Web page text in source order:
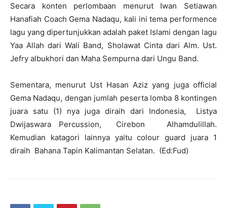
Secara konten perlombaan menurut Iwan Setiawan
Hanafiah Coach Gema Nadaqu, kali ini tema performence
lagu yang dipertunjukkan adalah paket Islami dengan lagu
Yaa Allah dari Wali Band, Sholawat Cinta dari Alm. Ust.
Jefry albukhori dan Maha Sempurna dari Ungu Band.
Sementara, menurut Ust Hasan Aziz yang juga official
Gema Nadaqu, dengan jumlah peserta lomba 8 kontingen
juara satu (1) nya juga diraih dari Indonesia, Listya
Dwijaswara Percussion, Cirebon Alhamdulillah.
Kemudian katagori lainnya yaitu colour guard juara 1
diraih Bahana Tapin Kalimantan Selatan. (Ed:Fud)